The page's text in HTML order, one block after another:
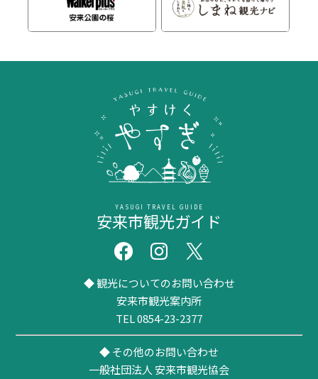
安来市観光ガイド
YASUGI TRAVEL GUIDE
◆ 観光についてのお問い合わせ
安来市観光案内所
TEL 0854-23-2377
◆ その他のお問い合わせ
一般社団法人 安来市観光協会